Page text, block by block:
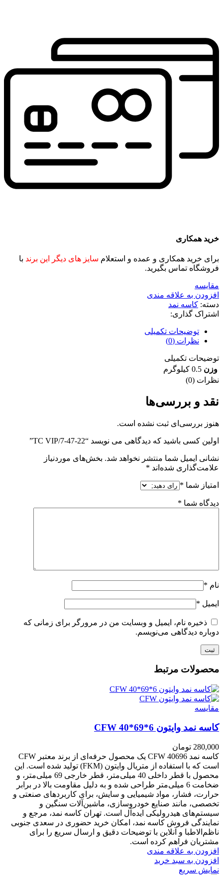
خرید همکاری
برای خرید همکاری و عمده و استعلام سایز های دیگر این برند با
فروشگاه تماس بگیرید.
مقايسه
افزودن به علاقه مندی
دسته: کاسه نمد
اشتراک گذاری:
توضیحات تکمیلی
نظرات (0)
توضیحات تکمیلی
وزن 0.5 کیلوگرم
نظرات (0)
نقد و بررسی‌ها
هنوز بررسی‌ای ثبت نشده است.
اولین کسی باشید که دیدگاهی می نویسد “22-47-7/TC VIP”
نشانی ایمیل شما منتشر نخواهد شد. بخش‌های موردنیاز
علامت‌گذاری شده‌اند *
امتیاز شما *
دیدگاه شما *
نام *
ایمیل *
ذخیره نام، ایمیل و وبسایت من در مرورگر برای زمانی که
دوباره دیدگاهی می‌نویسم.
محصولات مرتبط
مقايسه
کاسه نمد وایتون CFW 40*69*6
280,000 تومان
کاسه نمد CFW 40696 یک محصول حرفه‌ای از برند معتبر CFW
است که با استفاده از متریال وایتون (FKM) تولید شده است. این
محصول با قطر داخلی 40 میلی‌متر، قطر خارجی 69 میلی‌متر، و
ضخامت 6 میلی‌متر طراحی شده و به دلیل مقاومت بالا در برابر
حرارت، فشار، مواد شیمیایی و سایش، برای کاربردهای صنعتی و
تخصصی، مانند صنایع خودروسازی، ماشین‌آلات سنگین و
سیستم‌های هیدرولیکی ایده‌آل است. تهران کاسه نمد، مرجع و
نمایندگی فروش کاسه نمد، امکان خرید حضوری در سعدی جنوبی
ناظم‌الاطبا و آنلاین با توضیحات دقیق و ارسال سریع را برای
مشتریان فراهم کرده است.
افزودن به علاقه مندی
افزودن به سبد خرید
نمایش سریع